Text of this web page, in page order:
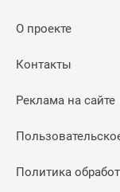
Коттеджные
Москве
коттеджные
О проекте
Контакты
Реклама на сайте
Политика